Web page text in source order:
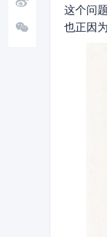
这个问
也正因